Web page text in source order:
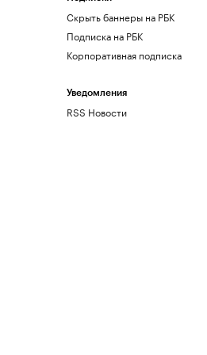
Скрыть баннеры на РБК
Подписка на РБК
Корпоративная подписка
Уведомления
RSS Новости